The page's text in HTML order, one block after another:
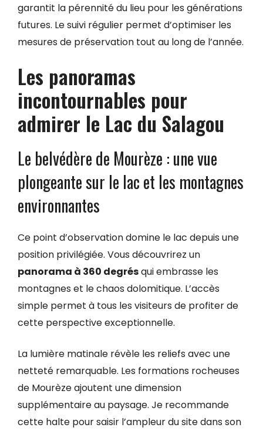
garantit la pérennité du lieu pour les générations
futures. Le suivi régulier permet d’optimiser les
mesures de préservation tout au long de l’année.
Les panoramas
incontournables pour
admirer le Lac du Salagou
Le belvédère de Mourèze : une vue
plongeante sur le lac et les montagnes
environnantes
Ce point d’observation domine le lac depuis une
position privilégiée. Vous découvrirez un
panorama à 360 degrésqui embrasse les
montagnes et le chaos dolomitique. L’accès
simple permet à tous les visiteurs de profiter de
cette perspective exceptionnelle.
La lumière matinale révèle les reliefs avec une
netteté remarquable. Les formations rocheuses
de Mourèze ajoutent une dimension
supplémentaire au paysage. Je recommande
cette halte pour saisir l’ampleur du site dans son